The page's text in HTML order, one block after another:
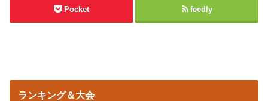
Pocket feedly
ランキング＆大会